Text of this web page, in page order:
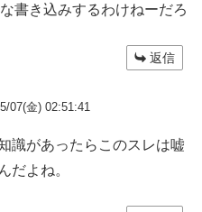
書き込みするわけねーだろ
返信
07(金) 02:51:41
識があったらこのスレは嘘
だよね。